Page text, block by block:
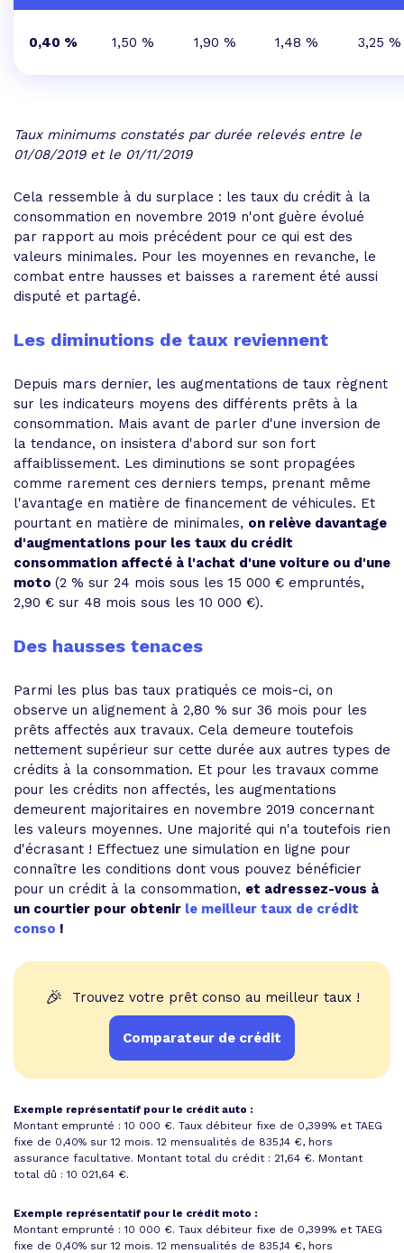
0,40 % 1,50 % 1,90 % 1,48 % 3,25 %
Taux minimums constatés par durée relevés entre le
01/08/2019 et le 01/11/2019
Cela ressemble à du surplace : les taux du crédit à la
consommation en novembre 2019 n'ont guère évolué
par rapport au mois précédent pour ce qui est des
valeurs minimales. Pour les moyennes en revanche, le
combat entre hausses et baisses a rarement été aussi
disputé et partagé.
Les diminutions de taux reviennent
Depuis mars dernier, les augmentations de taux règnent
sur les indicateurs moyens des différents prêts à la
consommation. Mais avant de parler d'une inversion de
la tendance, on insistera d'abord sur son fort
affaiblissement. Les diminutions se sont propagées
comme rarement ces derniers temps, prenant même
l'avantage en matière de financement de véhicules. Et
pourtant en matière de minimales, on relève davantage
d'augmentations pour les taux du crédit
consommation affecté à l'achat d'une voiture ou d'une
moto (2 % sur 24 mois sous les 15 000 € empruntés,
2,90 € sur 48 mois sous les 10 000 €).
Des hausses tenaces
Parmi les plus bas taux pratiqués ce mois-ci, on
observe un alignement à 2,80 % sur 36 mois pour les
prêts affectés aux travaux. Cela demeure toutefois
nettement supérieur sur cette durée aux autres types de
crédits à la consommation. Et pour les travaux comme
pour les crédits non affectés, les augmentations
demeurent majoritaires en novembre 2019 concernant
les valeurs moyennes. Une majorité qui n'a toutefois rien
d'écrasant ! Effectuez une simulation en ligne pour
connaître les conditions dont vous pouvez bénéficier
pour un crédit à la consommation, et adressez-vous à
un courtier pour obtenir le meilleur taux de crédit
conso !
🎉 Trouvez votre prêt conso au meilleur taux !
Comparateur de crédit
Exemple représentatif pour le crédit auto :
Montant emprunté : 10 000 €. Taux débiteur fixe de 0,399% et TAEG
fixe de 0,40% sur 12 mois.12 mensualités de 835,14 €, hors
assurance facultative. Montant total du crédit : 21,64 €. Montant
total dû : 10 021,64 €.
Exemple représentatif pour le crédit moto :
Montant emprunté : 10 000 €. Taux débiteur fixe de 0,399% et TAEG
fixe de 0,40% sur 12 mois.12 mensualités de 835,14 €, hors